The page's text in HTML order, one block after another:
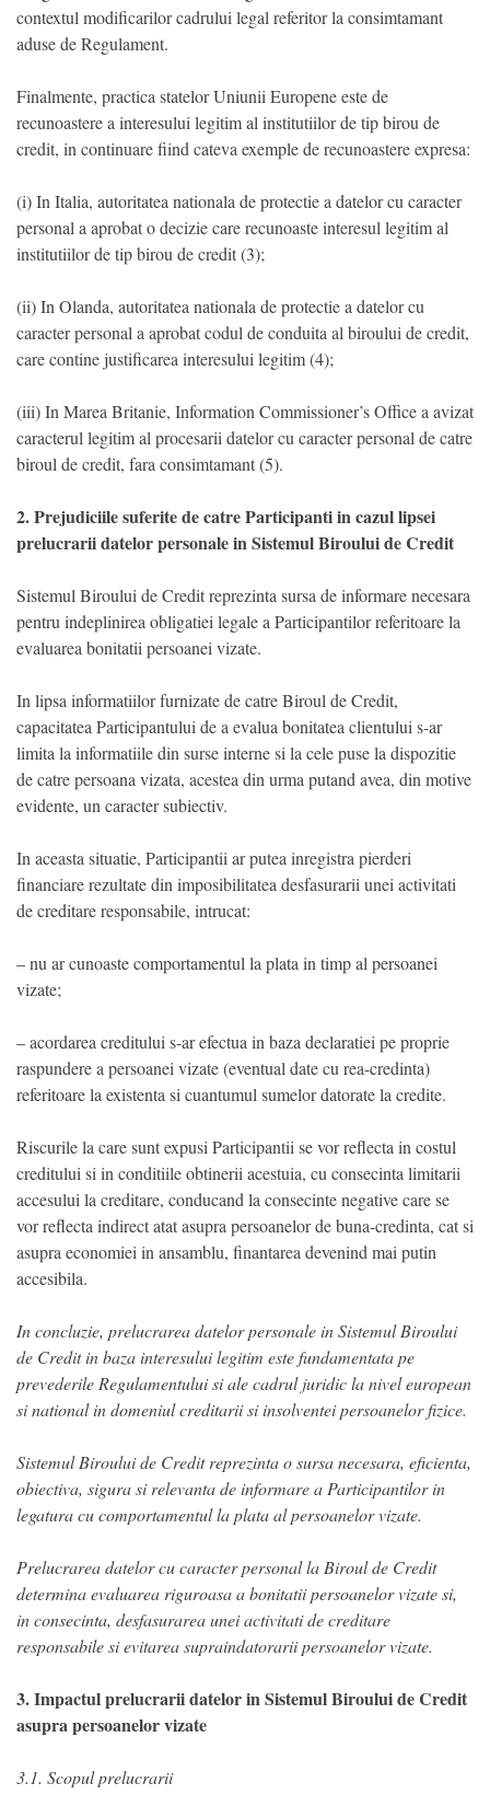
contextul modificarilor cadrului legal referitor la consimtamant
aduse de Regulament.
Finalmente, practica statelor Uniunii Europene este de
recunoastere a interesului legitim al institutiilor de tip birou de
credit, in continuare fiind cateva exemple de recunoastere expresa:
(i) In Italia, autoritatea nationala de protectie a datelor cu caracter
personal a aprobat o decizie care recunoaste interesul legitim al
institutiilor de tip birou de credit (3);
(ii) In Olanda, autoritatea nationala de protectie a datelor cu
caracter personal a aprobat codul de conduita al biroului de credit,
care contine justificarea interesului legitim (4);
(iii) In Marea Britanie, Information Commissioner’s Office a avizat
caracterul legitim al procesarii datelor cu caracter personal de catre
biroul de credit, fara consimtamant (5).
2. Prejudiciile suferite de catre Participanti in cazul lipsei
prelucrarii datelor personale in Sistemul Biroului de Credit
Sistemul Biroului de Credit reprezinta sursa de informare necesara
pentru indeplinirea obligatiei legale a Participantilor referitoare la
evaluarea bonitatii persoanei vizate.
In lipsa informatiilor furnizate de catre Biroul de Credit,
capacitatea Participantului de a evalua bonitatea clientului s-ar
limita la informatiile din surse interne si la cele puse la dispozitie
de catre persoana vizata, acestea din urma putand avea, din motive
evidente, un caracter subiectiv.
In aceasta situatie, Participantii ar putea inregistra pierderi
financiare rezultate din imposibilitatea desfasurarii unei activitati
de creditare responsabile, intrucat:
– nu ar cunoaste comportamentul la plata in timp al persoanei
vizate;
– acordarea creditului s-ar efectua in baza declaratiei pe proprie
raspundere a persoanei vizate (eventual date cu rea-credinta)
referitoare la existenta si cuantumul sumelor datorate la credite.
Riscurile la care sunt expusi Participantii se vor reflecta in costul
creditului si in conditiile obtinerii acestuia, cu consecinta limitarii
accesului la creditare, conducand la consecinte negative care se
vor reflecta indirect atat asupra persoanelor de buna-credinta, cat si
asupra economiei in ansamblu, finantarea devenind mai putin
accesibila.
In concluzie, prelucrarea datelor personale in Sistemul Biroului
de Credit in baza interesului legitim este fundamentata pe
prevederile Regulamentului si ale cadrul juridic la nivel european
si national in domeniul creditarii si insolventei persoanelor fizice.
Sistemul Biroului de Credit reprezinta o sursa necesara, eficienta,
obiectiva, sigura si relevanta de informare a Participantilor in
legatura cu comportamentul la plata al persoanelor vizate.
Prelucrarea datelor cu caracter personal la Biroul de Credit
determina evaluarea riguroasa a bonitatii persoanelor vizate si,
in consecinta, desfasurarea unei activitati de creditare
responsabile si evitarea supraindatorarii persoanelor vizate.
3. Impactul prelucrarii datelor in Sistemul Biroului de Credit
asupra persoanelor vizate
3.1. Scopul prelucrarii